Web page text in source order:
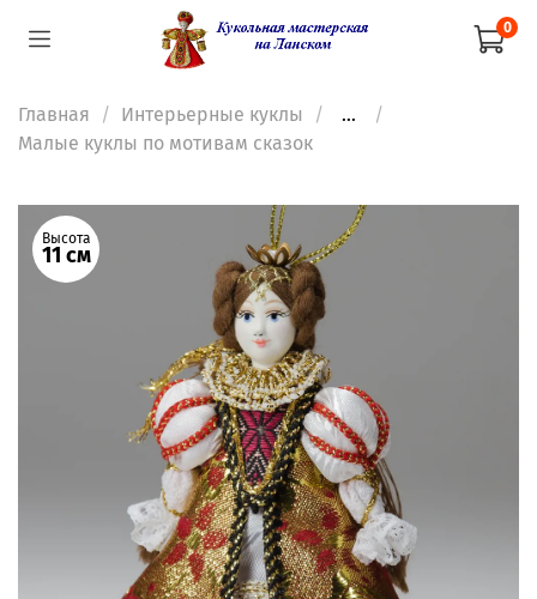
0
Главная Интерьерные куклы
...
Малые куклы по мотивам сказок
Высота
11 см